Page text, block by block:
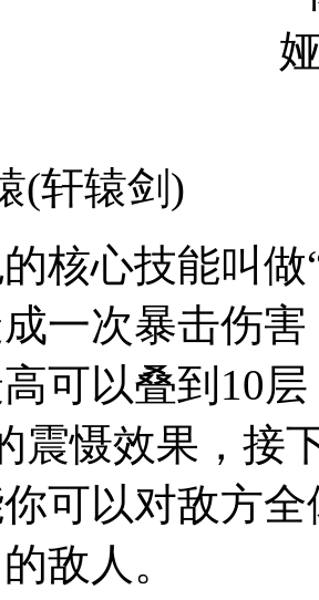
(轩辕剑)
核心技能叫
一次暴击伤
可以叠到10
震慑效果，接
可以对敌方
敌人。